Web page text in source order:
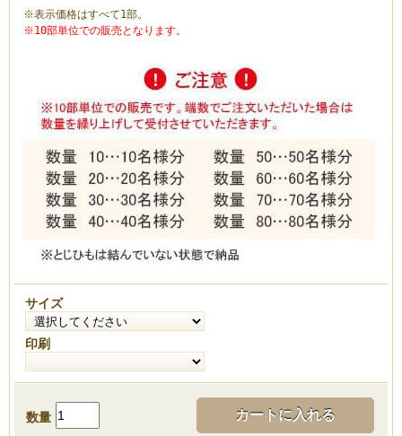
※表示価格はすべて1部。
※10部単位での販売となります。
サイズ
印刷
数量 カートに入れる